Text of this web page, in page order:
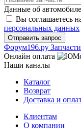
Данные об автомобиле
Вы соглашаетесь
персональных данных
Фoрум196.ру
Онлайн оплата
Наши каналы
Каталог
Возврат
Доставка и
Клиентам
О компании